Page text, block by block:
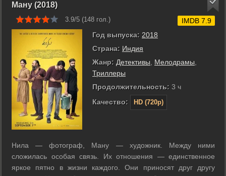
Ману (2018)
3.9/5 (148 гол.)
Год выпуска: 2018
Страна: Индия
Жанр: Детективы, Мелодрамы,
Триллеры
Продолжительность: 3 ч
Качество:
HD (720p)
IMDB 7.9
Нила — фотограф, Ману — художник. Между ними
сложилась особая связь. Их отношения — единственное
яркое пятно в жизни каждого. Они приносят друг другу